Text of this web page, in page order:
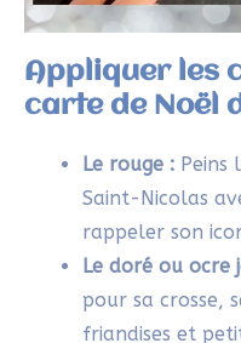
carte. Voici quelques